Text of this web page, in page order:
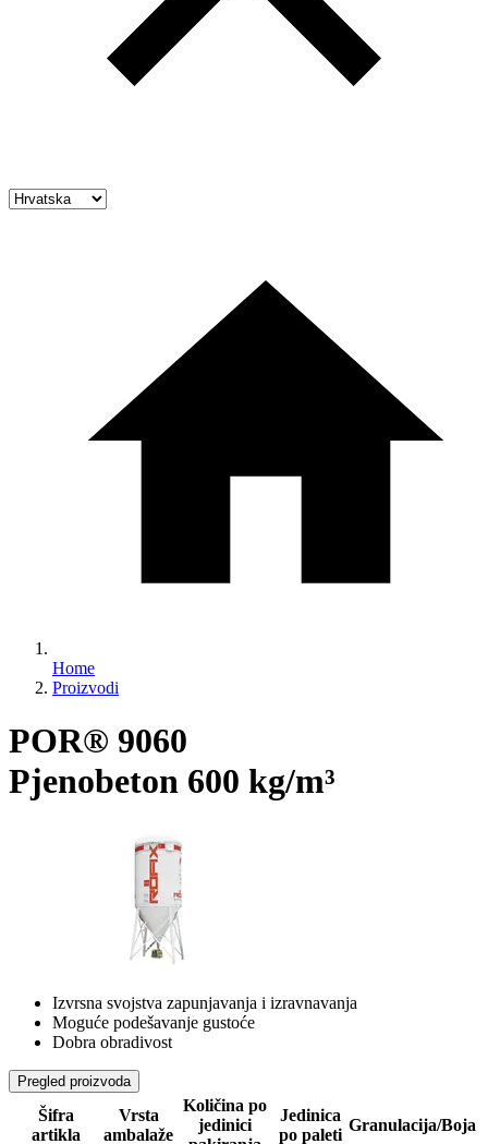
Home
Proizvodi
POR® 9060
Pjenobeton 600 kg/m³
Izvrsna svojstva zapunjavanja i izravnavanja
Moguće podešavanje gustoće
Dobra obradivost
Pregled proizvoda
Šifra
artikla
Vrsta
ambalaže
Količina po
jedinici
Jedinica
po paleti
Granulacija/Boja